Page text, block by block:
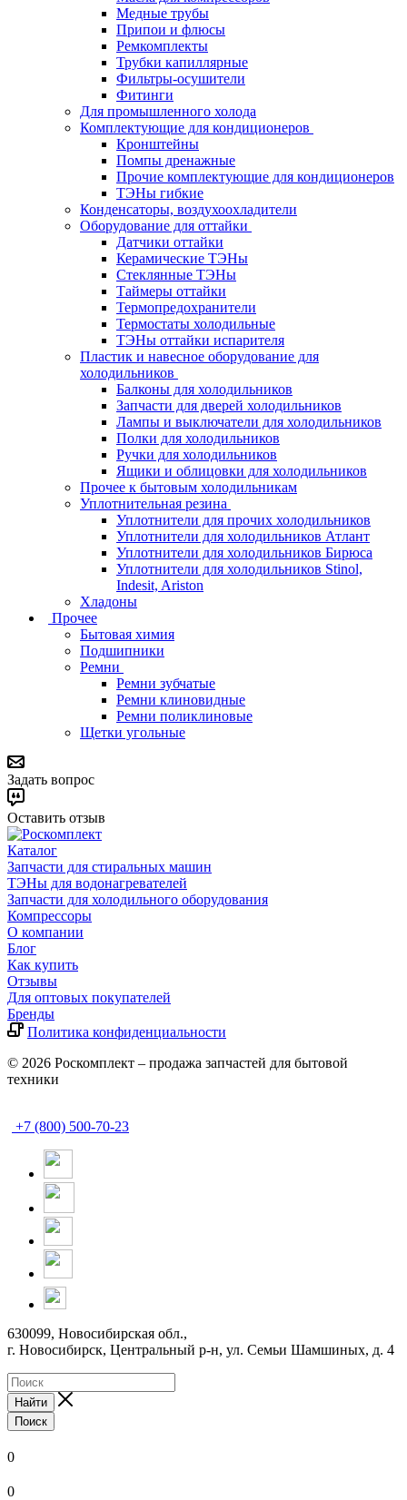
Медные трубы
Припои и флюсы
Ремкомплекты
Трубки капиллярные
Фильтры-осушители
Фитинги
Для промышленного холода
Комплектующие для кондиционеров
Кронштейны
Помпы дренажные
Прочие комплектующие для кондиционеров
ТЭНы гибкие
Конденсаторы, воздухоохладители
Оборудование для оттайки
Датчики оттайки
Керамические ТЭНы
Стеклянные ТЭНы
Таймеры оттайки
Термопредохранители
Термостаты холодильные
ТЭНы оттайки испарителя
Пластик и навесное оборудование для
холодильников
Балконы для холодильников
Запчасти для дверей холодильников
Лампы и выключатели для холодильников
Полки для холодильников
Ручки для холодильников
Ящики и облицовки для холодильников
Прочее к бытовым холодильникам
Уплотнительная резина
Уплотнители для прочих холодильников
Уплотнители для холодильников Атлант
Уплотнители для холодильников Бирюса
Уплотнители для холодильников Stinol,
Indesit, Ariston
Хладоны
Прочее
Бытовая химия
Подшипники
Ремни
Ремни зубчатые
Ремни клиновидные
Ремни поликлиновые
Щетки угольные
Задать вопрос
Оставить отзыв
Каталог
Запчасти для стиральных машин
ТЭНы для водонагревателей
Запчасти для холодильного оборудования
Компрессоры
О компании
Блог
Как купить
Отзывы
Для оптовых покупателей
Бренды
Политика конфиденциальности
© 2026 Роскомплект – продажа запчастей для бытовой
техники
+7 (800) 500-70-23
630099, Новосибирская обл.,
г. Новосибирск, Центральный р-н, ул. Семьи Шамшиных, д. 4
Найти
Поиск
0
0